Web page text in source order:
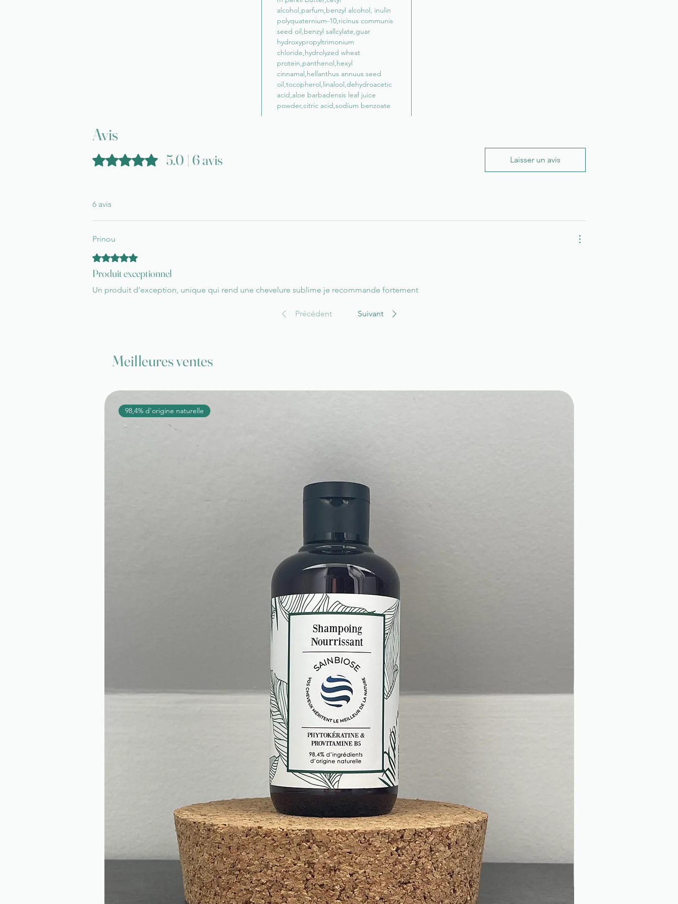
alcohol,parfum,benzyl alcohol, inulin
polyquaternium-10,ricinus communis
seed oil,benzyl sallcylate,guar
hydroxypropyltrimonium
chloride,hydrolyzed wheat
protein,panthenol,hexyl
cinnamal,hellanthus annuus seed
oil,tocopherol,linalool,dehydroacetic
acid,aloe barbadensis leaf juice
powder,citric acid,sodium benzoate
Avis
Noté 5 sur 5. 5.0 | 6 avis Laisser un avis
6 avis
Prinou
Noté 5 sur 5.
Produit exceptionnel
Un produit d’exception, unique qui rend une chevelure sublime je recommande fortement
Précédent Suivant
Meilleures ventes
98,4% d'origine naturelle